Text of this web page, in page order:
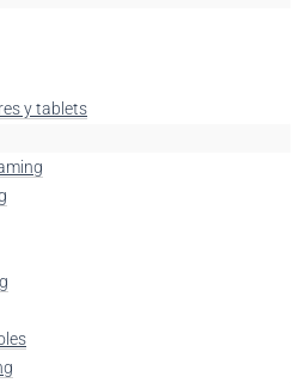
y tablets